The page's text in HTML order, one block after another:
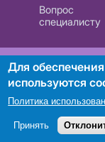
Вопрос
специалисту
РУП
Поиск
Для
используются
Политика
Принять